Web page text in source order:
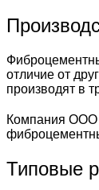
отличие от
производят в
Компания ООО
Типовые